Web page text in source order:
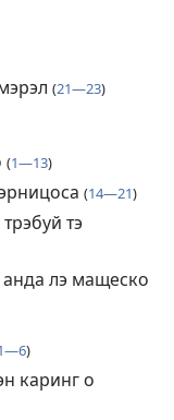
(21—23)
(1—13)
(14—21)
тэ
лэ мащеско
)
каринг о